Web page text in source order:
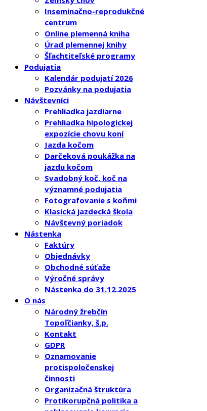
Inseminačno-reprodukčné
centrum
Online plemenná kniha
Úrad plemennej knihy
Šľachtiteľské programy
Podujatia
Kalendár podujatí 2026
Pozvánky na podujatia
Návštevníci
Prehliadka jazdiarne
Prehliadka hipologickej
expozície chovu koní
Jazda kočom
Darčeková poukážka na
jazdu kočom
Svadobný koč, koč na
významné podujatia
Fotografovanie s koňmi
Klasická jazdecká škola
Návštevný poriadok
Nástenka
Faktúry
Objednávky
Obchodné súťaže
Výročné správy
Nástenka do 31.12.2025
O nás
Národný žrebčín
Topoľčianky, š.p.
Kontakt
GDPR
Oznamovanie
protispoločenskej
činnosti
Organizačná štruktúra
Protikorupčná politika a